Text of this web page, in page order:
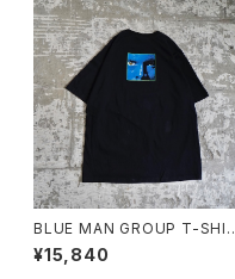
BLUE MAN GROUP T-SHIR
T
¥15,840